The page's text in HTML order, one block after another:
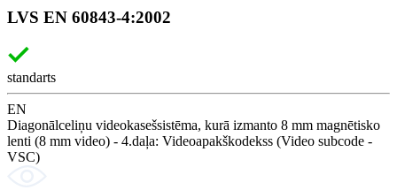
LVS EN 60843-4:2002
standarts
EN
Diagonālceliņu videokasešsistēma, kurā izmanto 8 mm magnētisko
lenti (8 mm video) - 4.daļa: Videoapakškodekss (Video subcode -
VSC)